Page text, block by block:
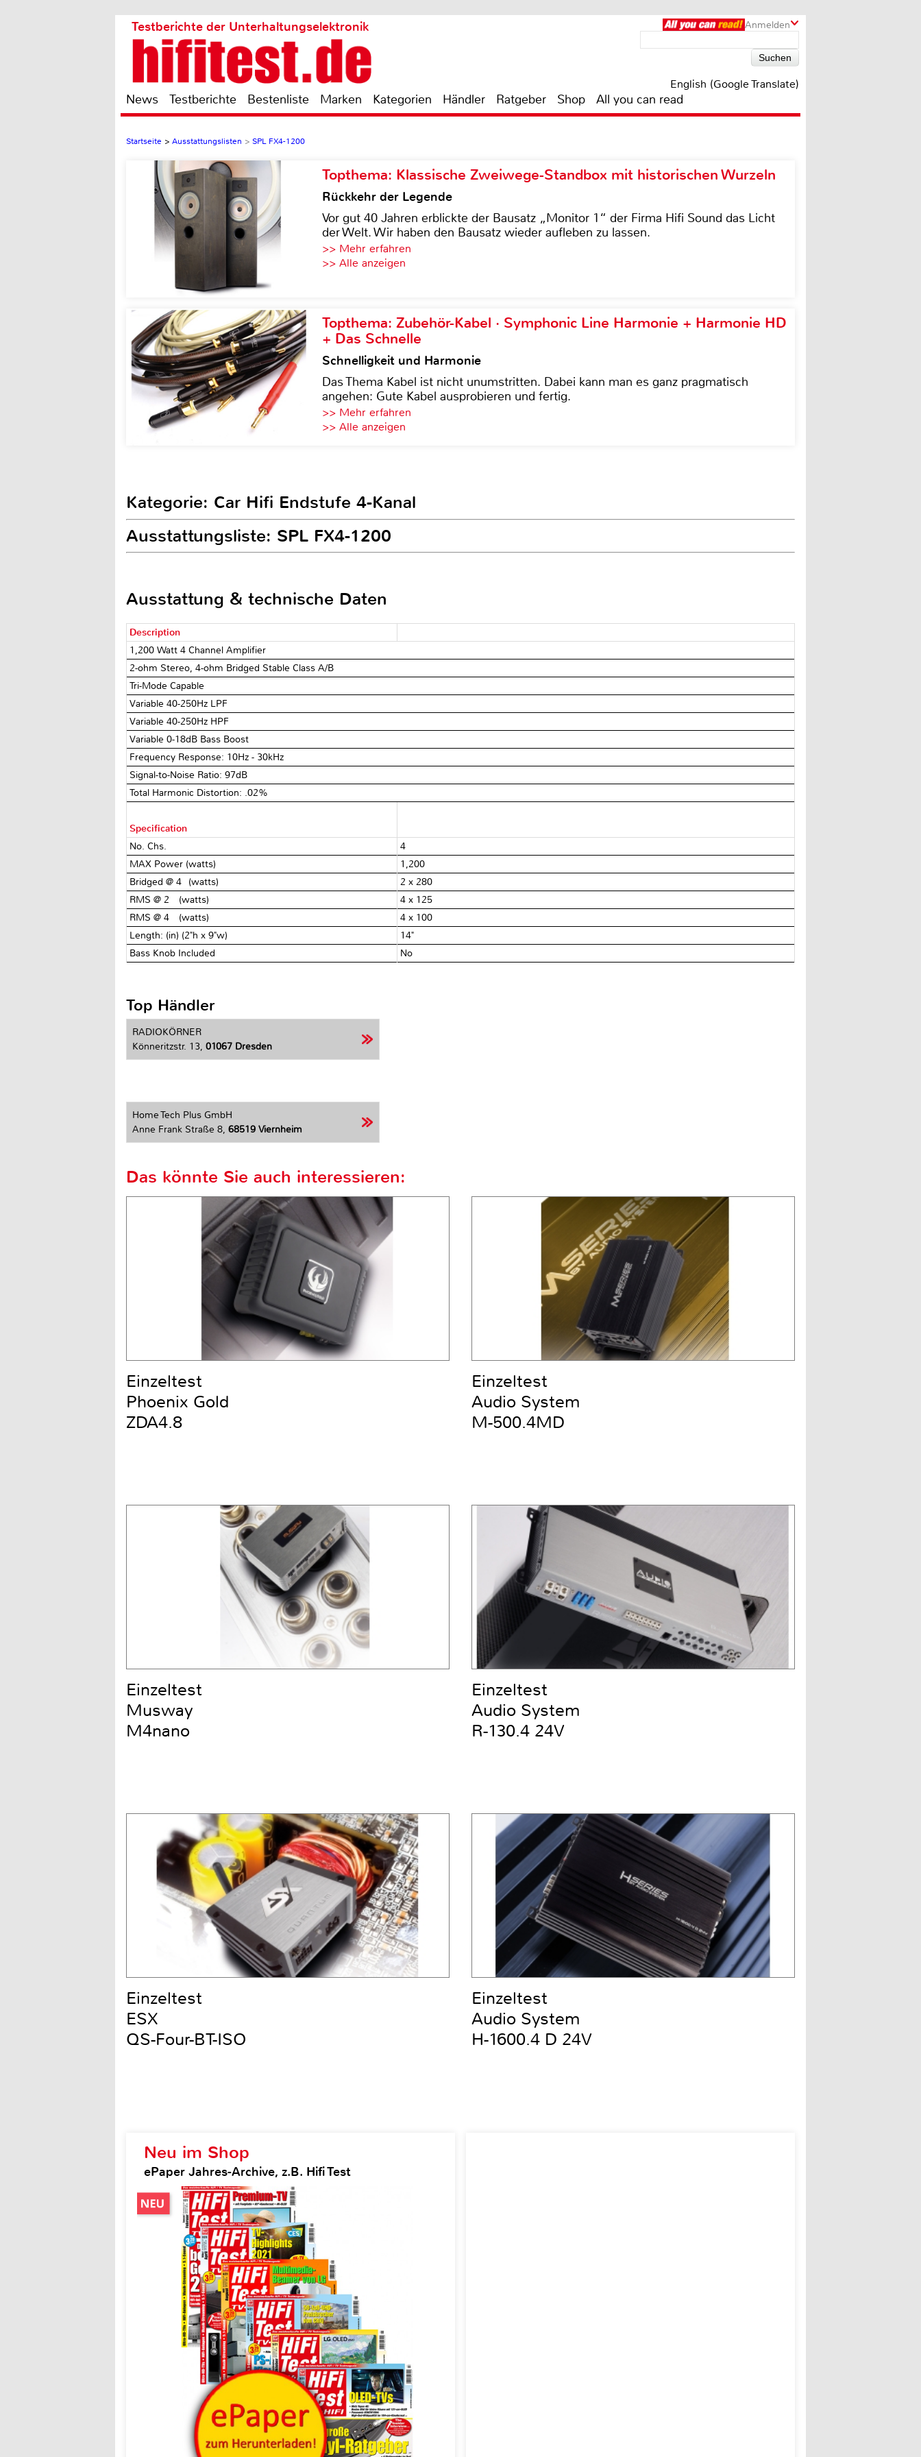
Anmelden
Testberichte der Unterhaltungselektronik
English (Google Translate)
News Testberichte Bestenliste Marken Kategorien Händler Ratgeber Shop All you can read
Startseite > Ausstattungslisten > SPL FX4-1200
Topthema: Klassische Zweiwege-Standbox mit historischen Wurzeln
Rückkehr der Legende
Vor gut 40 Jahren erblickte der Bausatz „Monitor 1“ der Firma Hifi Sound das Licht
der Welt. Wir haben den Bausatz wieder aufleben zu lassen.
>> Mehr erfahren
>> Alle anzeigen
Topthema: Zubehör-Kabel · Symphonic Line Harmonie + Harmonie HD
+ Das Schnelle
Schnelligkeit und Harmonie
Das Thema Kabel ist nicht unumstritten. Dabei kann man es ganz pragmatisch
angehen: Gute Kabel ausprobieren und fertig.
>> Mehr erfahren
>> Alle anzeigen
Kategorie: Car Hifi Endstufe 4-Kanal
Ausstattungsliste: SPL FX4-1200
Ausstattung & technische Daten
Description
1,200 Watt 4 Channel Amplifier
2-ohm Stereo, 4-ohm Bridged Stable Class A/B
Tri-Mode Capable
Variable 40-250Hz LPF
Variable 40-250Hz HPF
Variable 0-18dB Bass Boost
Frequency Response: 10Hz - 30kHz
Signal-to-Noise Ratio: 97dB
Total Harmonic Distortion: .02%
Specification
No. Chs.
4
MAX Power (watts)
1,200
Bridged @ 4Ω(watts)
2 x 280
RMS @ 2Ω (watts)
4 x 125
RMS @ 4Ω (watts)
4 x 100
Length: (in) (2"h x 9"w)
14"
Bass Knob Included
No
Top Händler
RADIOKÖRNER
Könneritzstr. 13, 01067 Dresden
Home Tech Plus GmbH
Anne Frank Straße 8, 68519 Viernheim
Neu im Shop
ePaper Jahres-Archive, z.B. Hifi Test
Das könnte Sie auch interessieren:
Einzeltest
Phoenix Gold
ZDA4.8
Einzeltest
Audio System
M-500.4MD
Einzeltest
Musway
M4nano
Einzeltest
Audio System
R-130.4 24V
Einzeltest
ESX
QS-Four-BT-ISO
Einzeltest
Audio System
H-1600.4 D 24V